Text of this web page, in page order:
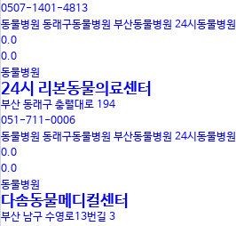
0507-1401-4813
동물병원 동래구동물병원 부산동물병원 24시동물병원
0.0
0.0
동물병원
24시 리본동물의료센터
부산 동래구 충렬대로 194
051-711-0006
동물병원 동래구동물병원 부산동물병원 24시동물병원
0.0
0.0
동물병원
다솜동물메디컬센터
부산 남구 수영로13번길 3